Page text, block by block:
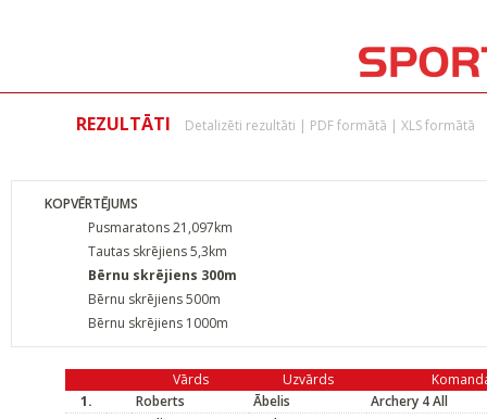
REZULTĀTI Detalizēti rezultāti | PDF formātā | XLS formātā
KOPVĒRTĒJUMS
Pusmaratons 21,097km
Tautas skrējiens 5,3km
Bērnu skrējiens 300m
Bērnu skrējiens 500m
Bērnu skrējiens 1000m
Vārds Uzvārds
1.
Roberts Ābelis
Archery 4 All